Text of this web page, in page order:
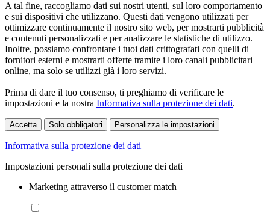
A tal fine, raccogliamo dati sui nostri utenti, sul loro comportamento
e sui dispositivi che utilizzano. Questi dati vengono utilizzati per
ottimizzare continuamente il nostro sito web, per mostrarti pubblicità
e contenuti personalizzati e per analizzare le statistiche di utilizzo.
Inoltre, possiamo confrontare i tuoi dati crittografati con quelli di
fornitori esterni e mostrarti offerte tramite i loro canali pubblicitari
online, ma solo se utilizzi già i loro servizi.
Prima di dare il tuo consenso, ti preghiamo di verificare le
impostazioni e la nostra Informativa sulla protezione dei dati.
Accetta Solo obbligatori Personalizza le impostazioni
Informativa sulla protezione dei dati
Impostazioni personali sulla protezione dei dati
Marketing attraverso il customer match